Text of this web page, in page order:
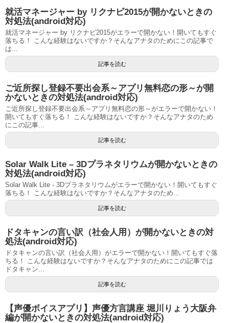
就活マネージャー by リクナビ2015が開かないときの
対処法(android対応)
就活マネージャー by リクナビ2015がエラーで開かない！開いてもすぐ
落ちる！ こんな経験はないですか？そんなアナタのためにこの記事で
は...
記事を読む
ご近所探し登録不要出会系～アプリ無料恋の形～が開
かないときの対処法(android対応)
ご近所探し登録不要出会系～アプリ無料恋の形～がエラーで開かない！
開いてもすぐ落ちる！ こんな経験はないですか？そんなアナタのため
にこの記事...
記事を読む
Solar Walk Lite – 3Dプラネタリウムが開かないときの
対処法(android対応)
Solar Walk Lite - 3Dプラネタリウムがエラーで開かない！開いてもすぐ
落ちる！ こんな経験はないですか？そんなアナタのため...
記事を読む
ドタキャンの言い訳（社会人用）が開かないときの対
処法(android対応)
ドタキャンの言い訳（社会人用）がエラーで開かない！開いてもすぐ落
ちる！ こんな経験はないですか？そんなアナタのためにこの記事では
ドタキャン...
記事を読む
【声優ボイスアプリ】声優方言講座 堀川りょう大阪弁
編が開かないときの対処法(android対応)